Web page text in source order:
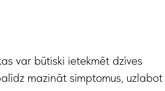
var būtiski ietekmēt dzīves
mazināt simptomus, uzlabot